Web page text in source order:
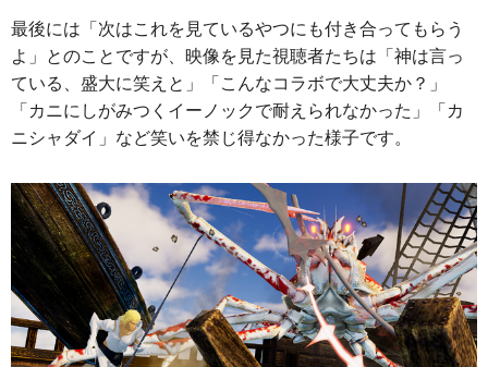
最後には「次はこれを見ているやつにも付き合ってもらう
よ」とのことですが、映像を見た視聴者たちは「神は言っ
ている、盛大に笑えと」「こんなコラボで大丈夫か？」
「カニにしがみつくイーノックで耐えられなかった」「カ
ニシャダイ」など笑いを禁じ得なかった様子です。